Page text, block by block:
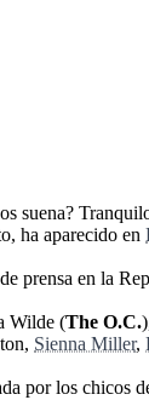
suena?
ha aparecido en
prensa en la
Wilde (The O.C.
Sienna Miller,
por los chicos